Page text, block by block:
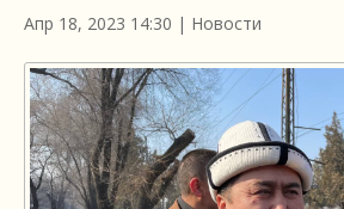
Апр 18, 2023 14:30 | Новости